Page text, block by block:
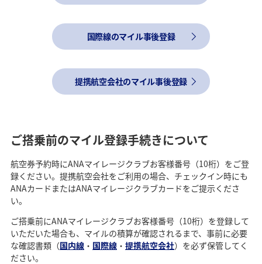
国際線のマイル事後登録
提携航空会社のマイル事後登録
ご搭乗前のマイル登録手続きについて
航空券予約時にANAマイレージクラブお客様番号（10桁）をご登
録ください。提携航空会社をご利用の場合、チェックイン時にも
ANAカードまたはANAマイレージクラブカードをご提示くださ
い。
ご搭乗前にANAマイレージクラブお客様番号（10桁）を登録して
いただいた場合も、マイルの積算が確認されるまで、事前に必要
な確認書類（国内線・ 国際線・ 提携航空会社）を必ず保管してく
ださい。